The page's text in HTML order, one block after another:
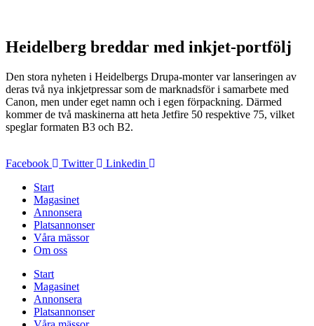
Heidelberg breddar med inkjet-portfölj
Den stora nyheten i Heidelbergs Drupa-monter var lanseringen av
deras två nya inkjetpressar som de marknadsför i samarbete med
Canon, men under eget namn och i egen förpackning. Därmed
kommer de två maskinerna att heta Jetfire 50 respektive 75, vilket
speglar formaten B3 och B2.
Facebook Twitter
Linkedin
Start
Magasinet
Annonsera
Platsannonser
Våra mässor
Om oss
Start
Magasinet
Annonsera
Platsannonser